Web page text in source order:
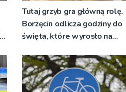
Tutaj grzyb gra główną rolę.
Borzęcin odlicza godziny do
święta, które wyrosło na